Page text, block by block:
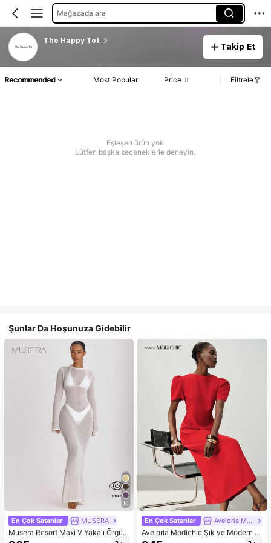
Mağazada ara
The Happy Tot
Takip Et
Recommended Most Popular Price Filtrele
Eşleşen ürün yok
Lütfen başka seçeneklerle deneyin.
Şunlar Da Hoşunuza Gidebilir
10
En Çok Satanlar MUSERA
Musera Resort Maxi V Yakalı Örgü
Plaj Elbisesi, Mayo, Tatil, Yaz Seya
En Çok Satanlar Aveloria Modichic
Aveloria Modichic Şık ve Modern M
inimalist Kadın Uzun Elbise, Fransız